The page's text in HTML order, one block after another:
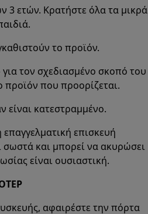
3 ετών. Κρατήστε όλα τα μικρά
το προϊόν.
τον σχεδιασμένο σκοπό του
προϊόν που προορίζεται.
είναι κατεστραμμένο.
επισκευή
σωστά και μπορεί να ακυρώσει
είναι ουσιαστική.
αφαιρέστε την πόρτα